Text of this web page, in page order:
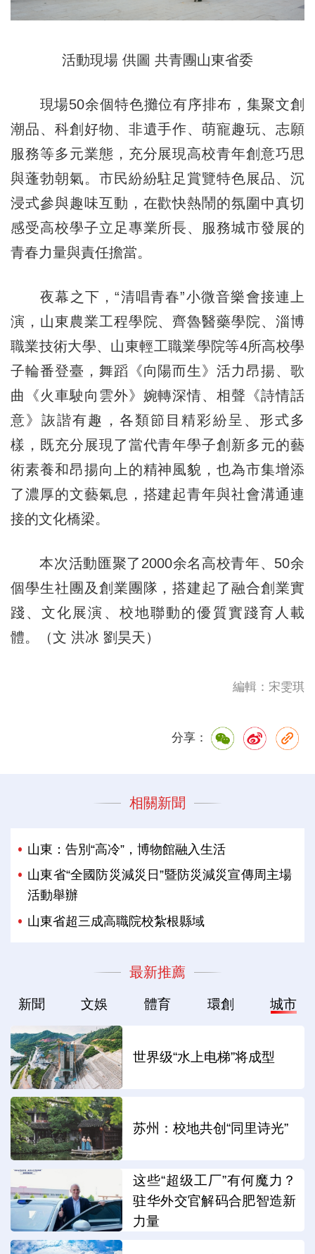
活動現場 供圖 共青團山東省委
現場50余個特色攤位有序排布，集聚文創
潮品、科創好物、非遺手作、萌寵趣玩、志願
服務等多元業態，充分展現高校青年創意巧思
與蓬勃朝氣。市民紛紛駐足賞覽特色展品、沉
浸式參與趣味互動，在歡快熱鬧的氛圍中真切
感受高校學子立足專業所長、服務城市發展的
青春力量與責任擔當。
夜幕之下，“清唱青春”小微音樂會接連上
演，山東農業工程學院、齊魯醫藥學院、淄博
職業技術大學、山東輕工職業學院等4所高校學
子輪番登臺，舞蹈《向陽而生》活力昂揚、歌
曲《火車駛向雲外》婉轉深情、相聲《詩情話
意》詼諧有趣，各類節目精彩紛呈、形式多
樣，既充分展現了當代青年學子創新多元的藝
術素養和昂揚向上的精神風貌，也為市集增添
了濃厚的文藝氣息，搭建起青年與社會溝通連
接的文化橋梁。
本次活動匯聚了2000余名高校青年、50余
個學生社團及創業團隊，搭建起了融合創業實
踐、文化展演、校地聯動的優質實踐育人載
體。（文 洪冰 劉昊天）
編輯：宋雯琪
分享：
相關新聞
山東：告別“高冷”，博物館融入生活
山東省“全國防災減災日”暨防災減災宣傳周主場
活動舉辦
山東省超三成高職院校紮根縣域
最新推薦
新聞 文娛 體育 環創 城市
世界级“水上电梯”将成型
苏州：校地共创“同里诗光”
这些“超级工厂”有何魔力？
驻华外交官解码合肥智造新
力量